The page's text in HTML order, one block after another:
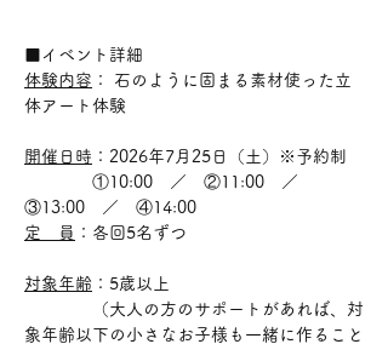
■イベント詳細
体験内容 ： 石のように固まる素材使った立
体アート体験
開催日時 ：2026年7月25日（土）※予約制
①10:00　／　②11:00　／
③13:00　／　④14:00
定　員 ：各回5名ずつ
対象年齢 ：5歳以上
（大人の方のサポートがあれば、対
象年齢以下の小さなお子様も一緒に作ること